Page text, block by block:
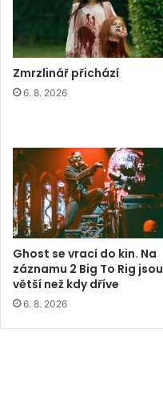
Zmrzlinář přichází
6. 8. 2026
Ghost se vrací do kin. Na
záznamu 2 Big To Rig jsou
větší než kdy dříve
6. 8. 2026